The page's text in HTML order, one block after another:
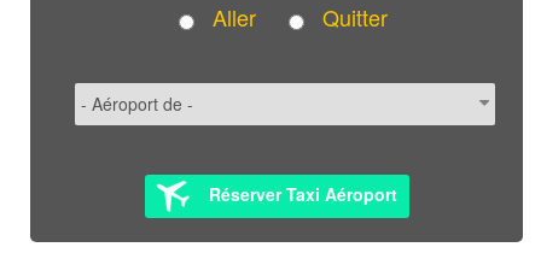
Aller Quitter
Réserver Taxi Aéroport